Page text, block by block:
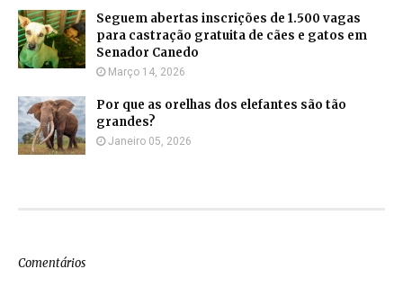
Seguem abertas inscrições de 1.500 vagas
para castração gratuita de cães e gatos em
Senador Canedo
Março 14, 2026
Por que as orelhas dos elefantes são tão
grandes?
Janeiro 05, 2026
Comentários